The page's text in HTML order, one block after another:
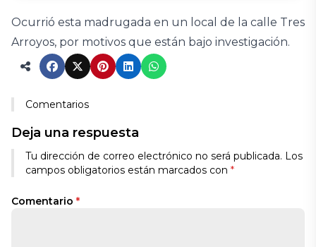
Ocurrió esta madrugada en un local de la calle Tres
Arroyos, por motivos que están bajo investigación.
Comentarios
Deja una respuesta
Tu dirección de correo electrónico no será publicada. Los
campos obligatorios están marcados con *
Comentario *